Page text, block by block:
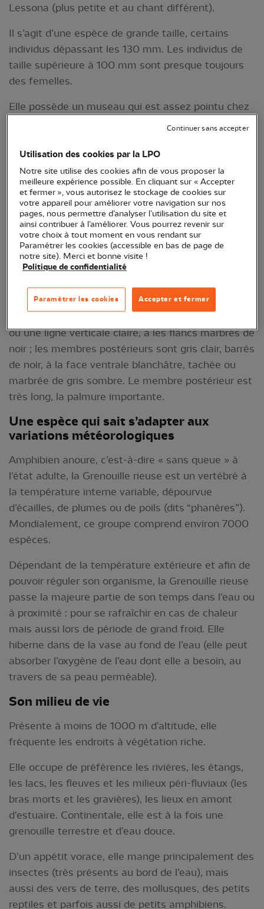
Lessona (plus petite et au chant différent).
Il s’agit d’une espèce de grande taille, certains
individus dépassant les 130 mm. Les individus de
taille supérieure à 100 mm sont presque toujours
des femelles.
Elle possède un museau qui est assez pointu chez
le jeune puis arrondi chez les individus plus âgés.
assez rapprochés. Le tympan est bien distinct et il
n'existe pas de tache temporale sombre à l'arrière
de l’œil .
Le mâle possède 2 sacs vocaux de couleur grise
sortant d'une fente à l'arrière des angles de la
bouche.
La peau dorsale est lisse ou couverte de petites
verrues, de coloration vert olive, brun-vert, très
rarement vert d'herbe comme la grenouille de
ou une ligne verticale claire, a les flancs marbrés de
noir ; les membres postérieurs sont gris clair, barrés
de noir, à la face ventrale blanchâtre, tachée ou
marbrée de gris sombre. Le membre postérieur est
très long, la palmure importante.
Une espèce qui sait s’adapter aux
variations météorologiques
Amphibien anoure, c’est-à-dire « sans queue » à
l’état adulte, la Grenouille rieuse est un vertébré à
la température interne variable, dépourvue
d’écailles, de plumes ou de poils (dits “phanères”).
Mondialement, ce groupe comprend environ 7000
espèces.
Dépendant de la température extérieure et afin de
pouvoir réguler son organisme, la Grenouille rieuse
passe la majeure partie de son temps dans l’eau ou
à proximité : pour se rafraîchir en cas de chaleur
mais aussi lors de période de grand froid. Elle
hiberne dans de la vase au fond de l’eau (elle peut
absorber l’oxygène de l’eau dont elle a besoin, au
travers de sa peau perméable).
Son milieu de vie
Présente à moins de 1000 m d'altitude, elle
fréquente les endroits à végétation riche.
Elle occupe de préférence les rivières, les étangs,
les lacs, les fleuves et les milieux péri-fluviaux (les
bras morts et les gravières), les lieux en amont
d'estuaire. Continentale, elle est à la fois une
grenouille terrestre et d’eau douce.
D’un appétit vorace, elle mange principalement des
insectes (très présents au bord de l’eau), mais
aussi des vers de terre, des mollusques, des petits
reptiles et parfois aussi de petits amphibiens.
Utilisation des cookies par la LPO
Notre site utilise des cookies afin de vous proposer la
meilleure expérience possible. En cliquant sur « Accepter
et fermer », vous autorisez le stockage de cookies sur
votre appareil pour améliorer votre navigation sur nos
pages, nous permettre d’analyser l’utilisation du site et
ainsi contribuer à l’améliorer. Vous pourrez revenir sur
votre choix à tout moment en vous rendant sur
Paramétrer les cookies (accessible en bas de page de
notre site). Merci et bonne visite !
Politique de confidentialité
Accepter et fermer
Paramétrer les cookies
Continuer sans accepter